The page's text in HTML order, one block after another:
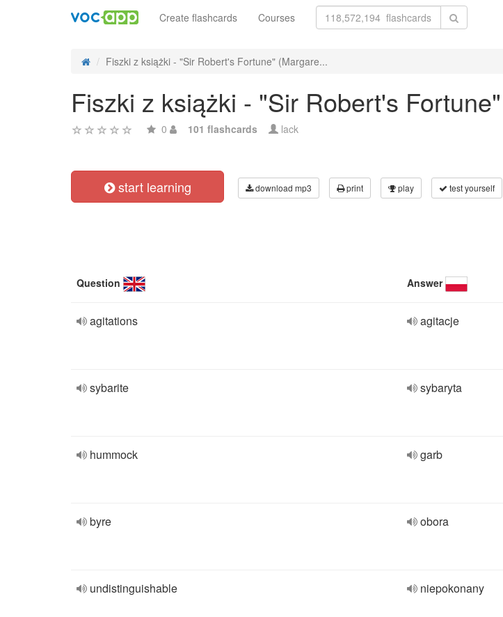
Create flashcards Courses
Fiszki z książki - "Sir Robert's Fortune" (Margare...
Fiszki z książki - "Sir Robert's
0 101 flashcards lack
start learning download mp3 print play test yourself
Question Answer
agitations agitacje
sybarite sybaryta
hummock garb
byre obora
undistinguishable niepokonany